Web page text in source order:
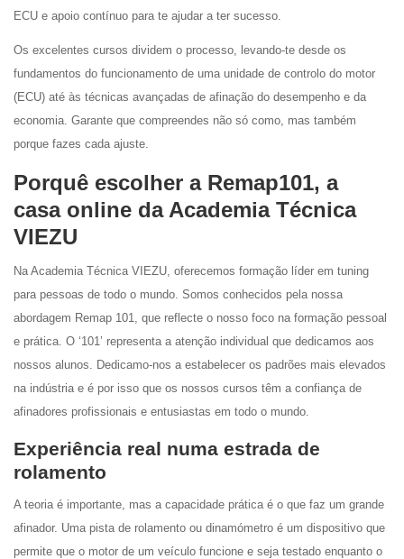
ECU e apoio contínuo para te ajudar a ter sucesso.
Os excelentes cursos dividem o processo, levando-te desde os
fundamentos do funcionamento de uma unidade de controlo do motor
(ECU) até às técnicas avançadas de afinação do desempenho e da
economia. Garante que compreendes não só como, mas também
porque fazes cada ajuste.
Porquê escolher a Remap101, a
casa online da Academia Técnica
VIEZU
Na Academia Técnica VIEZU, oferecemos formação líder em tuning
para pessoas de todo o mundo. Somos conhecidos pela nossa
abordagem Remap 101, que reflecte o nosso foco na formação pessoal
e prática. O ‘101’ representa a atenção individual que dedicamos aos
nossos alunos. Dedicamo-nos a estabelecer os padrões mais elevados
na indústria e é por isso que os nossos cursos têm a confiança de
afinadores profissionais e entusiastas em todo o mundo.
Experiência real numa estrada de
rolamento
A teoria é importante, mas a capacidade prática é o que faz um grande
afinador. Uma pista de rolamento ou dinamómetro é um dispositivo que
permite que o motor de um veículo funcione e seja testado enquanto o